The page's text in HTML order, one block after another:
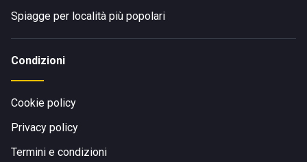
Spiagge per località più popolari
Condizioni
Cookie policy
Privacy policy
Termini e condizioni